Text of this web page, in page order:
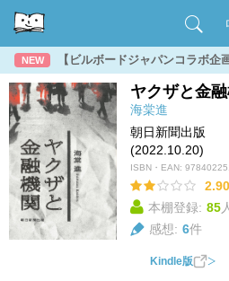
NEW 【ビルボードジャパンコラボ
ヤクザと金
海棠進
朝日新聞出版
(2022.10.20)
ISBN・EAN:
2.90
本棚登録: 85人
感想: 6件
Kindle版